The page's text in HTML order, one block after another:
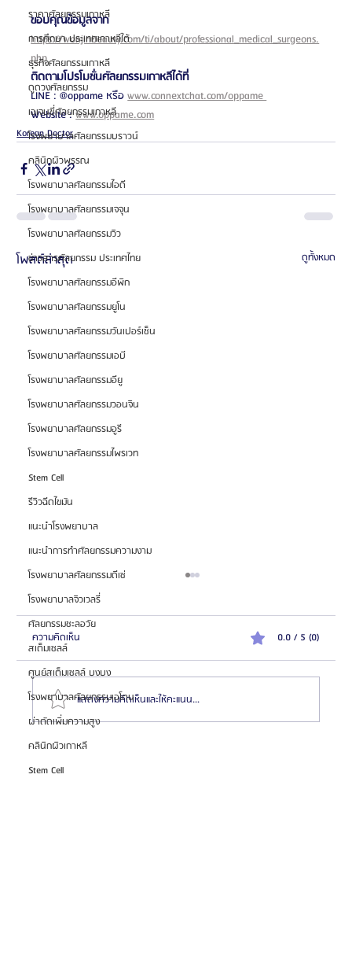
ราคาศัลยกรรมเกาหลี
การศึกษา ประเทศเกาหลีใต้
ธุรกิจศัลยกรรมเกาหลี
ดูดวงศัลยกรรม
เอเจนซี่ศัลยกรรมเกาหลี
โรงพยาบาลศัลยกรรมบราวน์
คลินิกผิวพรรณ
โรงพยาบาลศัลยกรรมไอดี
โรงพยาบาลศัลยกรรมเจจุน
โรงพยาบาลศัลยกรรมวิว
ข่าวสารศัลยกรรม ประเทศไทย
โรงพยาบาลศัลยกรรมอีพิก
โรงพยาบาลศัลยกรรมยูโน
โรงพยาบาลศัลยกรรมวันเปอร์เซ็น
โรงพยาบาลศัลยกรรมเอบี
โรงพยาบาลศัลยกรรมอียู
โรงพยาบาลศัลยกรรมวอนจิน
โรงพยาบาลศัลยกรรมอูรี
โรงพยาบาลศัลยกรรมไพรเวท
Stem Cell
รีวิวฉีดไขมัน
แนะนำโรงพยาบาล
แนะนำการทำศัลยกรรมความงาม
โรงพยาบาลศัลยกรรมดีเซ่
โรงพยาบาลจิวเวลรี่
ศัลยกรรมชะลอวัย
สเต็มเซลล์
ศูนย์สเต็มเซลล์ บงบง
โรงพยาบาลศัลยกรรมเอโตน
ผ่าตัดเพิ่มความสูง
คลินิกผิวเกาหลี
Stem Cell
ขอบคุณข้อมูลจาก
https://wonjinbeauty.com/ti/about/professional_medical_surgeons.
php
ติดตามโปรโมชั่นศัลยกรรมเกาหลีได้ที่
LINE : @oppame หรือ www.connextchat.com/oppame
Website : www.oppame.com
Korean Doctor
โพสต์ล่าสุด ดูทั้งหมด
หล่อปัง! (ไม่การตลาด) จากประสบการณ์ส่งเคสจริงกว่า
ความคิดเห็น 0.0 / 5 (0)
แสดงความคิดเห็นและให้คะแนน...